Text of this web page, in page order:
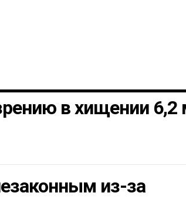
в хищении 6,2
из-за